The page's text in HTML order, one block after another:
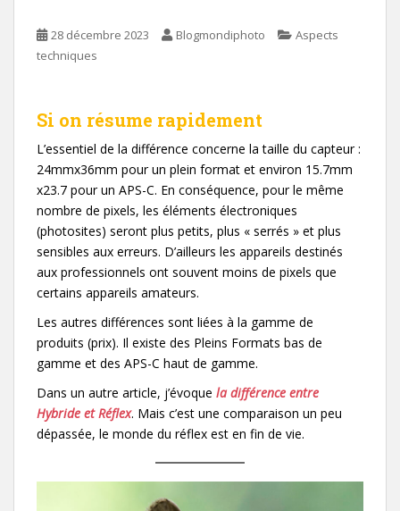
28 décembre 2023 Blogmondiphoto
Aspects
techniques
Si on résume rapidement
L’essentiel de la différence concerne la taille du capteur :
24mmx36mm pour un plein format et environ 15.7mm
x23.7 pour un APS-C. En conséquence, pour le même
nombre de pixels, les éléments électroniques
(photosites) seront plus petits, plus « serrés » et plus
sensibles aux erreurs. D’ailleurs les appareils destinés
aux professionnels ont souvent moins de pixels que
certains appareils amateurs.
Les autres différences sont liées à la gamme de
produits (prix). Il existe des Pleins Formats bas de
gamme et des APS-C haut de gamme.
Dans un autre article, j’évoque la différence entre
Hybride et Réflex. Mais c’est une comparaison un peu
dépassée, le monde du réflex est en fin de vie.